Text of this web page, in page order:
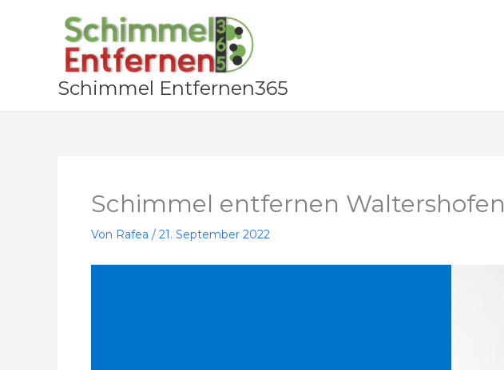
Schimmel Entfernen365
Schimmel entfernen Waltershofen
Von Rafea / 21. September 2022